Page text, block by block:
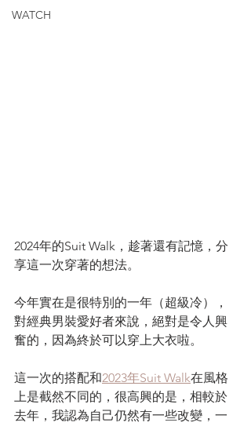
WATCH
2024年的Suit Walk，趁著還有記憶，分
享這一次穿著的想法。
今年實在是很特別的一年（超級冷），
對經典男裝愛好者來說，絕對是令人興
奮的，因為終於可以穿上大衣啦。
這一次的搭配和2023年Suit Walk在風格
上是截然不同的，很高興的是，相較於
去年，我認為自己仍然有一些改變，一